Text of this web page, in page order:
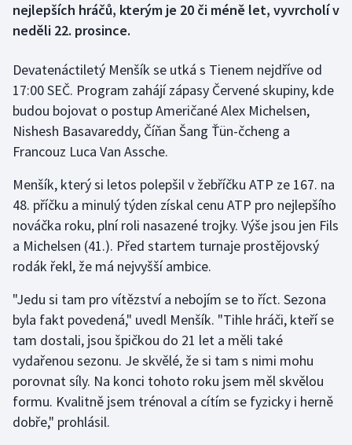
Dostihy
Futsal
Golf
Gymnastika
Házená
Judo
Krasobruslení
Lezení
Lyže a snowboard
Moderní pětiboj
nejlepších hráčů, kterým je 20 či méně let, vyvrcholí v
neděli 22. prosince.
Devatenáctiletý Menšík se utká s Tienem nejdříve od
17:00 SEČ. Program zahájí zápasy Červené skupiny, kde
budou bojovat o postup Američané Alex Michelsen,
Nishesh Basavareddy, Číňan Šang Ťün-čcheng a
Francouz Luca Van Assche.
Menšík, který si letos polepšil v žebříčku ATP ze 167. na
48. příčku a minulý týden získal cenu ATP pro nejlepšího
nováčka roku, plní roli nasazené trojky. Výše jsou jen Fils
a Michelsen (41.). Před startem turnaje prostějovský
rodák řekl, že má nejvyšší ambice.
"Jedu si tam pro vítězství a nebojím se to říct. Sezona
byla fakt povedená," uvedl Menšík. "Tihle hráči, kteří se
tam dostali, jsou špičkou do 21 let a měli také
vydařenou sezonu. Je skvělé, že si tam s nimi mohu
porovnat síly. Na konci tohoto roku jsem měl skvělou
formu. Kvalitně jsem trénoval a cítím se fyzicky i herně
dobře," prohlásil.